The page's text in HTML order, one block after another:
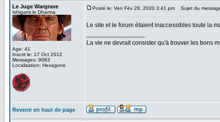
Le Juge Wargrave
Ishigami le Dharma
Age: 41
Inscrit le: 17 Oct 2012
Messages: 9083
Localisation: Hexagone
Posté le: Ven Fév 28, 2020 3:41 pm Sujet du
Le site et le forum étaient inaccessibles toute la
La vie ne devrait consister qu'à trouver les bons
Revenir en haut de page